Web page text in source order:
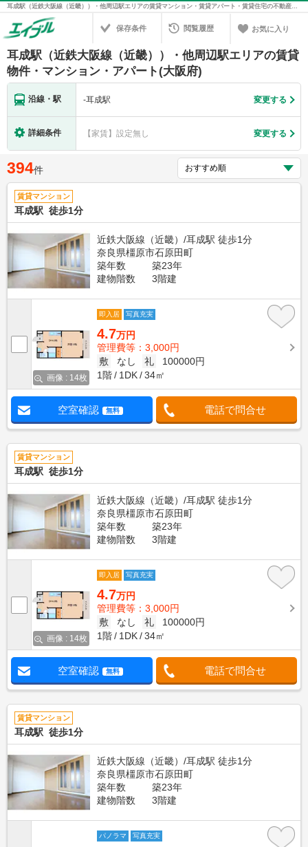
耳成駅（近鉄大阪線（近畿））・他周辺駅エリアの賃貸マンション・賃貸アパート・賃貸住宅の不動産情報を検索！不動産賃貸の物件探しは、お部屋探しのエイブル
保存条件 閲覧履歴 お気に入り
耳成駅（近鉄大阪線（近畿））・他周辺駅エリアの賃貸
物件・マンション・アパート(大阪府)
沿線・駅 -耳成駅 変更する
詳細条件 【家賃】設定無し 変更する
394件
賃貸マンション
耳成駅 徒歩1分
近鉄大阪線（近畿）/耳成駅 徒歩1分
奈良県橿原市石原田町
築年数
築23年
建物階数
3階建
画像 : 14枚
即入居 写真充実
4.7万円
管理費等：3,000円
敷
なし 礼
100000円
1階
1DK 34㎡
空室確認 無料 電話で問合せ
賃貸マンション
耳成駅 徒歩1分
近鉄大阪線（近畿）/耳成駅 徒歩1分
奈良県橿原市石原田町
築年数
築23年
建物階数
3階建
画像 : 14枚
即入居 写真充実
4.7万円
管理費等：3,000円
敷
なし 礼
100000円
1階
1DK 34㎡
空室確認 無料 電話で問合せ
賃貸マンション
耳成駅 徒歩1分
近鉄大阪線（近畿）/耳成駅 徒歩1分
奈良県橿原市石原田町
築年数
築23年
建物階数
3階建
パノラマ 写真充実